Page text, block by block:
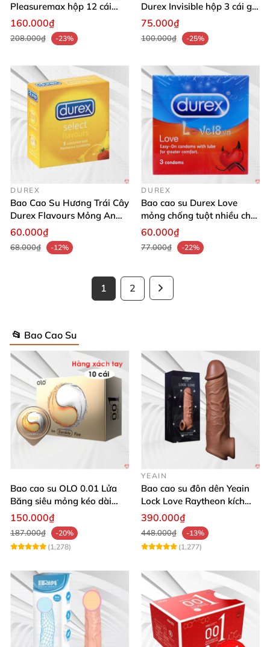
Pleasuremax hộp 12 cái
chính hãng an toàn
160.000₫
208.000₫ -23%
Durex Invisible hộp 3 cái giữ
trọn cảm xúc thật an toàn
75.000₫
100.000₫ -25%
DUREX
Bao Cao Su Hương Trái Cây
Durex Flavours Mỏng An
Toàn
60.000₫
68.000₫ -12%
DUREX
Bao cao su Durex Love
mỏng chống tuột nhiều chất
bôi trơn ngừa thai hiệu quả
60.000₫
77.000₫ -22%
1 2
📂 Bao Cao Su
Bao cao su OLO 0.01 Lửa
Băng siêu mỏng kéo dài
thời gian gân gai
150.000₫
187.000₫
-20%
(1,278)
YEAIN
Bao cao su đôn dên Yeain
Lock Love Raytheon kích
thích cực mạnh
390.000₫
448.000₫
-13%
(1,277)